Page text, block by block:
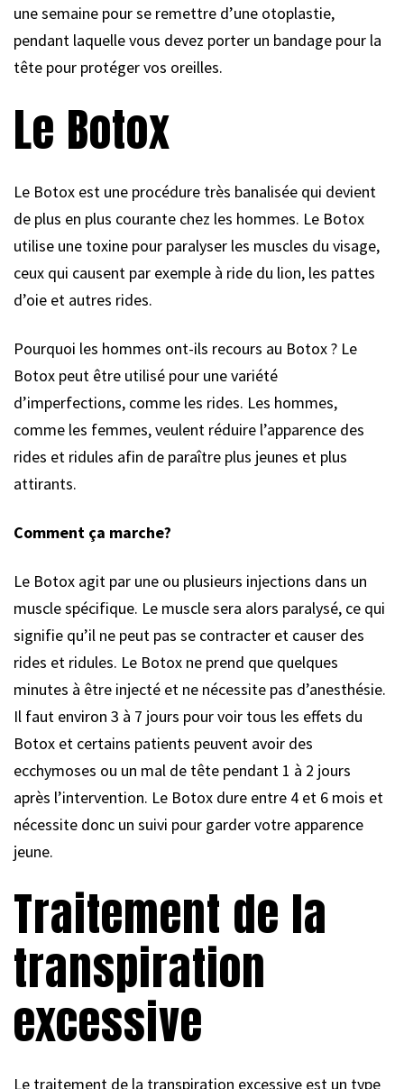
une semaine pour se remettre d’une otoplastie,
pendant laquelle vous devez porter un bandage pour la
tête pour protéger vos oreilles.
Le Botox
Le Botox est une procédure très banalisée qui devient
de plus en plus courante chez les hommes. Le Botox
utilise une toxine pour paralyser les muscles du visage,
ceux qui causent par exemple à ride du lion, les pattes
d’oie et autres rides.
Pourquoi les hommes ont-ils recours au Botox ? Le
Botox peut être utilisé pour une variété
d’imperfections, comme les rides. Les hommes,
comme les femmes, veulent réduire l’apparence des
rides et ridules afin de paraître plus jeunes et plus
attirants.
Comment ça marche?
Le Botox agit par une ou plusieurs injections dans un
muscle spécifique. Le muscle sera alors paralysé, ce qui
signifie qu’il ne peut pas se contracter et causer des
rides et ridules. Le Botox ne prend que quelques
minutes à être injecté et ne nécessite pas d’anesthésie.
Il faut environ 3 à 7 jours pour voir tous les effets du
Botox et certains patients peuvent avoir des
ecchymoses ou un mal de tête pendant 1 à 2 jours
après l’intervention. Le Botox dure entre 4 et 6 mois et
nécessite donc un suivi pour garder votre apparence
jeune.
Traitement de la
transpiration
excessive
Le traitement de la transpiration excessive est un type